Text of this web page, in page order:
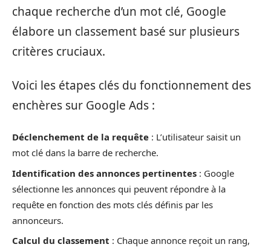
chaque recherche d’un mot clé, Google
élabore un classement basé sur plusieurs
critères cruciaux.
Voici les étapes clés du fonctionnement des
enchères sur Google Ads :
Déclenchement de la requête : L’utilisateur saisit un
mot clé dans la barre de recherche.
Identification des annonces pertinentes : Google
sélectionne les annonces qui peuvent répondre à la
requête en fonction des mots clés définis par les
annonceurs.
Calcul du classement : Chaque annonce reçoit un rang,